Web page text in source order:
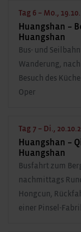
Tag 6 – Mo.,
Huangshan –
Huangshan
Bus- und
Wanderung,
Besuch des
Oper
Tag 7 – Di.,
Huangshan –
Huangshan
Busfahrt zum
nachmittags
Hongcun,
einer Pinsel-